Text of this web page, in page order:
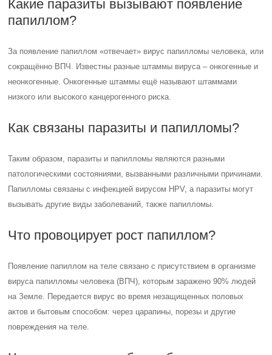
Какие паразиты вызывают появление
папиллом?
За появление папиллом «отвечает» вирус папилломы человека, или
сокращённо ВПЧ. Известны разные штаммы вируса – онкогенные и
неонкогенные. Онкогенные штаммы ещё называют штаммами
низкого или высокого канцерогенного риска.
Как связаны паразиты и папилломы?
Таким образом, паразиты и папилломы являются разными
патологическими состояниями, вызванными различными причинами.
Папилломы связаны с инфекцией вирусом HPV, а паразиты могут
вызывать другие виды заболеваний, также папилломы.
Что провоцирует рост папиллом?
Появление папиллом на теле связано с присутствием в организме
вируса папилломы человека (ВПЧ), которым заражено 90% людей
на Земле. Передается вирус во время незащищенных половых
актов и бытовым способом: через царапины, порезы и другие
повреждения на теле.